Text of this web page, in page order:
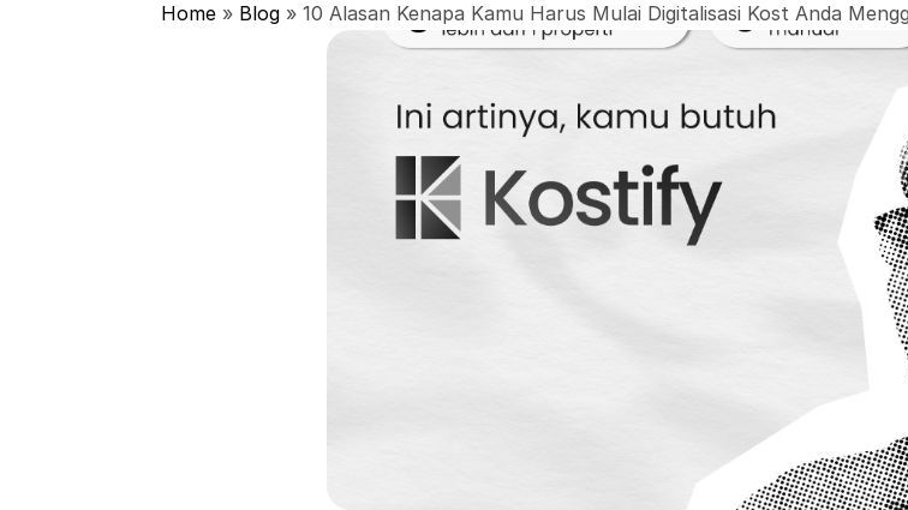
Home » Blog »10 Alasan Kenapa Kamu Harus Mulai Digitalisasi Kost Anda